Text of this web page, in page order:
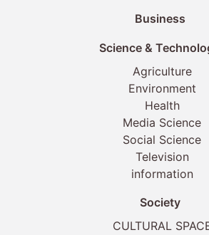
Business
Science &
Agriculture
Environment
Health
Media Science
Social Science
Television
information
Society
CULTURAL